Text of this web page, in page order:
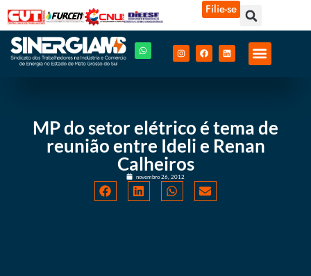
Filie-se
MP do setor elétrico é tema de
reunião entre Ideli e Renan
Calheiros
novembro 26, 2012